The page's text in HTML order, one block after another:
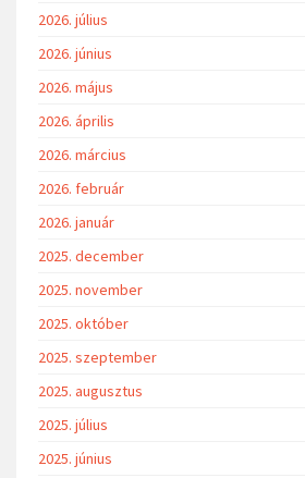
2026. július
2026. június
2026. május
2026. április
2026. március
2026. február
2026. január
2025. december
2025. november
2025. október
2025. szeptember
2025. augusztus
2025. július
2025. június